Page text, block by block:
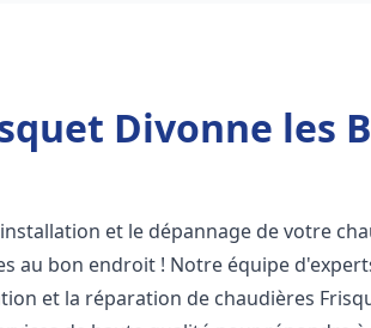
Divonne les
et le dépannage de votre
au bon endroit ! Notre équipe
et la réparation de chaudières